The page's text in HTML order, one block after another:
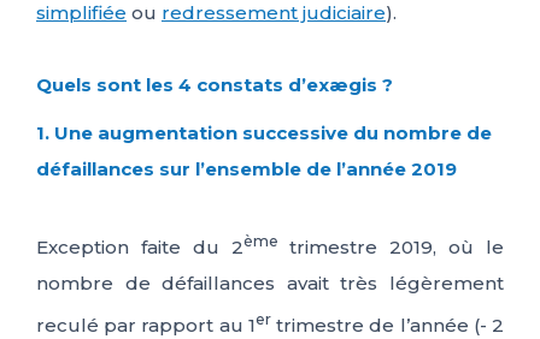
simplifiée ou redressement judiciaire).
Quels sont les 4 constats d’exægis ?
1. Une augmentation successive du nombre de
défaillances sur l’ensemble de l’année 2019
Exception faite du 2ème
trimestre 2019, où le
nombre de défaillances avait très légèrement
reculé par rapport au 1ertrimestre de l’année (- 2